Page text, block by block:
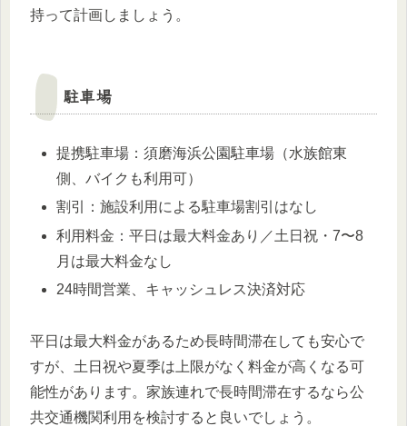
持って計画しましょう。
駐車場
提携駐車場：須磨海浜公園駐車場（水族館東
側、バイクも利用可）
割引：施設利用による駐車場割引はなし
利用料金：平日は最大料金あり／土日祝・7〜8
月は最大料金なし
24時間営業、キャッシュレス決済対応
平日は最大料金があるため長時間滞在しても安心で
すが、土日祝や夏季は上限がなく料金が高くなる可
能性があります。家族連れで長時間滞在するなら公
共交通機関利用を検討すると良いでしょう。